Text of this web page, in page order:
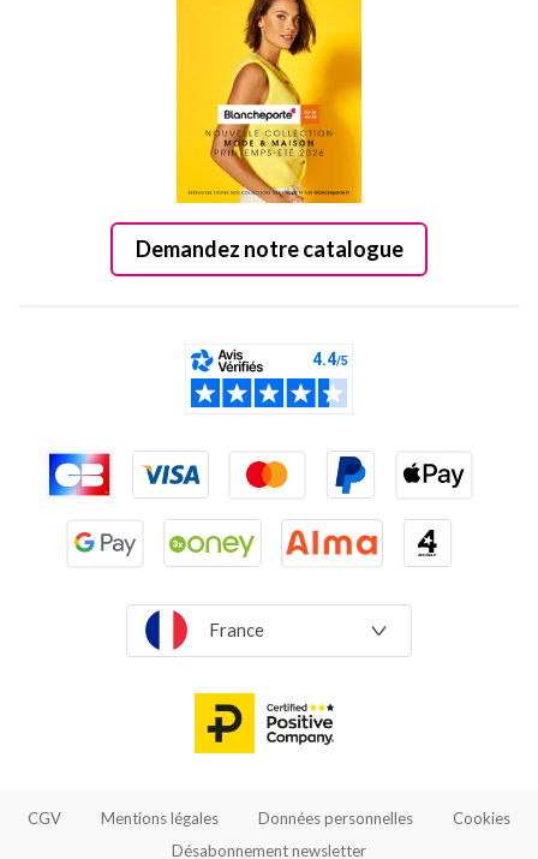
Demandez notre catalogue
France
CGV Mentions légales Données personnelles
Cookies
Désabonnement newsletter